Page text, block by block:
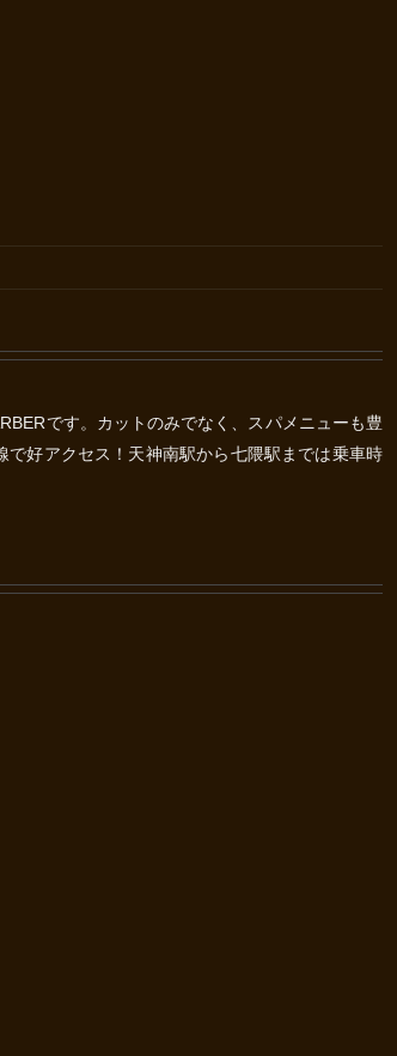
です。カットのみでなく、スパメニューも豊
好アクセス！天神南駅から七隈駅までは乗車時